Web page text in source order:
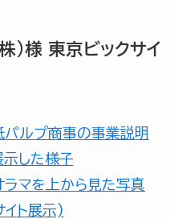
)様 東京ビックサイ